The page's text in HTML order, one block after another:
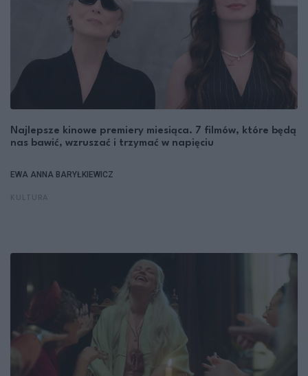
Najlepsze kinowe premiery miesiąca. 7 filmów, które będą
nas bawić, wzruszać i trzymać w napięciu
EWA ANNA BARYŁKIEWICZ